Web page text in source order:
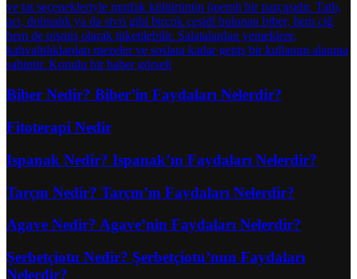
Biber Nedir? Biber’in Faydaları Nelerdir?
Fitoterapi Nedir
Ispanak Nedir? Ispanak’ın Faydaları Nelerdir?
Tarçın Nedir? Tarçın’ın Faydaları Nelerdir?
Agave Nedir? Agave’nin Faydaları Nelerdir?
Şerbetçiotu Nedir? Şerbetçiotu’nun Faydaları
Nelerdir?